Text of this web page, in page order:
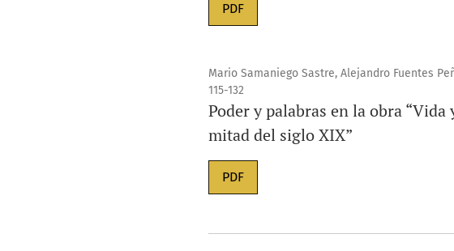
PDF
Mario Samaniego Sastre, Alejandro Fuentes
115-132
Poder y palabras en la obra
mitad del siglo XIX”
PDF